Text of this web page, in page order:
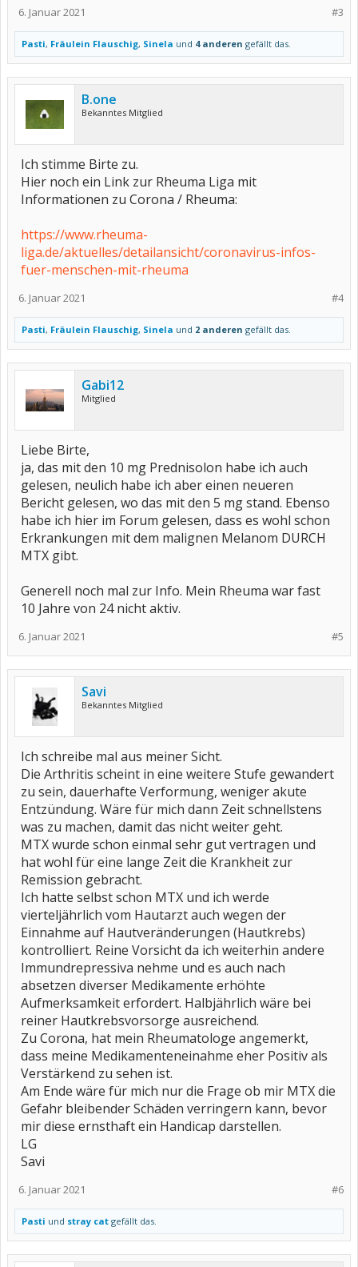
#3
6. Januar 2021
Pasti, Fräulein Flauschig, Sinela und 4 anderen gefällt das.
B.one
Bekanntes Mitglied
Ich stimme Birte zu.
Hier noch ein Link zur Rheuma Liga mit
Informationen zu Corona / Rheuma:
https://www.rheuma-
liga.de/aktuelles/detailansicht/coronavirus-infos-
fuer-menschen-mit-rheuma
#4
6. Januar 2021
Pasti, Fräulein Flauschig, Sinela und 2 anderen gefällt das.
Gabi12
Mitglied
Liebe Birte,
ja, das mit den 10 mg Prednisolon habe ich auch
gelesen, neulich habe ich aber einen neueren
Bericht gelesen, wo das mit den 5 mg stand. Ebenso
habe ich hier im Forum gelesen, dass es wohl schon
Erkrankungen mit dem malignen Melanom DURCH
MTX gibt.
Generell noch mal zur Info. Mein Rheuma war fast
10 Jahre von 24 nicht aktiv.
#5
6. Januar 2021
Savi
Bekanntes Mitglied
Ich schreibe mal aus meiner Sicht.
Die Arthritis scheint in eine weitere Stufe gewandert
zu sein, dauerhafte Verformung, weniger akute
Entzündung. Wäre für mich dann Zeit schnellstens
was zu machen, damit das nicht weiter geht.
MTX wurde schon einmal sehr gut vertragen und
hat wohl für eine lange Zeit die Krankheit zur
Remission gebracht.
Ich hatte selbst schon MTX und ich werde
vierteljährlich vom Hautarzt auch wegen der
Einnahme auf Hautveränderungen (Hautkrebs)
kontrolliert. Reine Vorsicht da ich weiterhin andere
Immundrepressiva nehme und es auch nach
absetzen diverser Medikamente erhöhte
Aufmerksamkeit erfordert. Halbjährlich wäre bei
reiner Hautkrebsvorsorge ausreichend.
Zu Corona, hat mein Rheumatologe angemerkt,
dass meine Medikamenteneinahme eher Positiv als
Verstärkend zu sehen ist.
Am Ende wäre für mich nur die Frage ob mir MTX die
Gefahr bleibender Schäden verringern kann, bevor
mir diese ernsthaft ein Handicap darstellen.
LG
Savi
#6
6. Januar 2021
Pasti und stray cat gefällt das.